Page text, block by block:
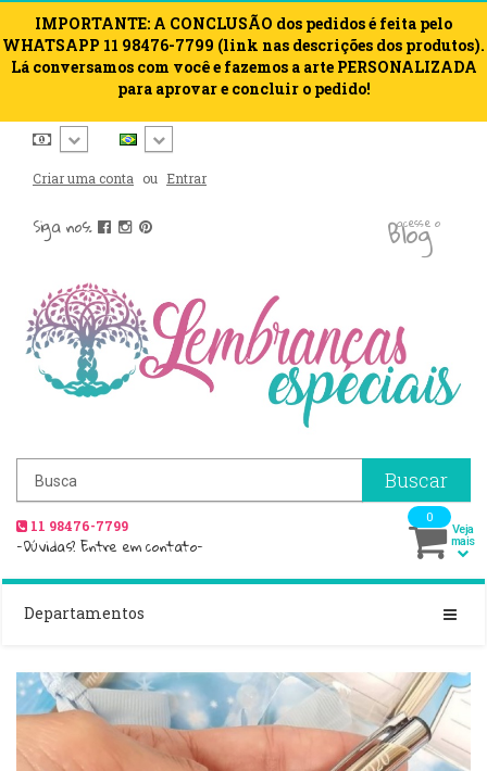
IMPORTANTE: A CONCLUSÃO dos pedidos é feita pelo
WHATSAPP 11 98476-7799 (link nas descrições dos produtos).
Lá conversamos com você e fazemos a arte PERSONALIZADA
para aprovar e concluir o pedido!
Criar uma conta ou Entrar
Siga nos: acesse o
blog
Buscar
11 98476-7799
-Dúvidas? Entre em contato-
0
Veja
mais
Departamentos